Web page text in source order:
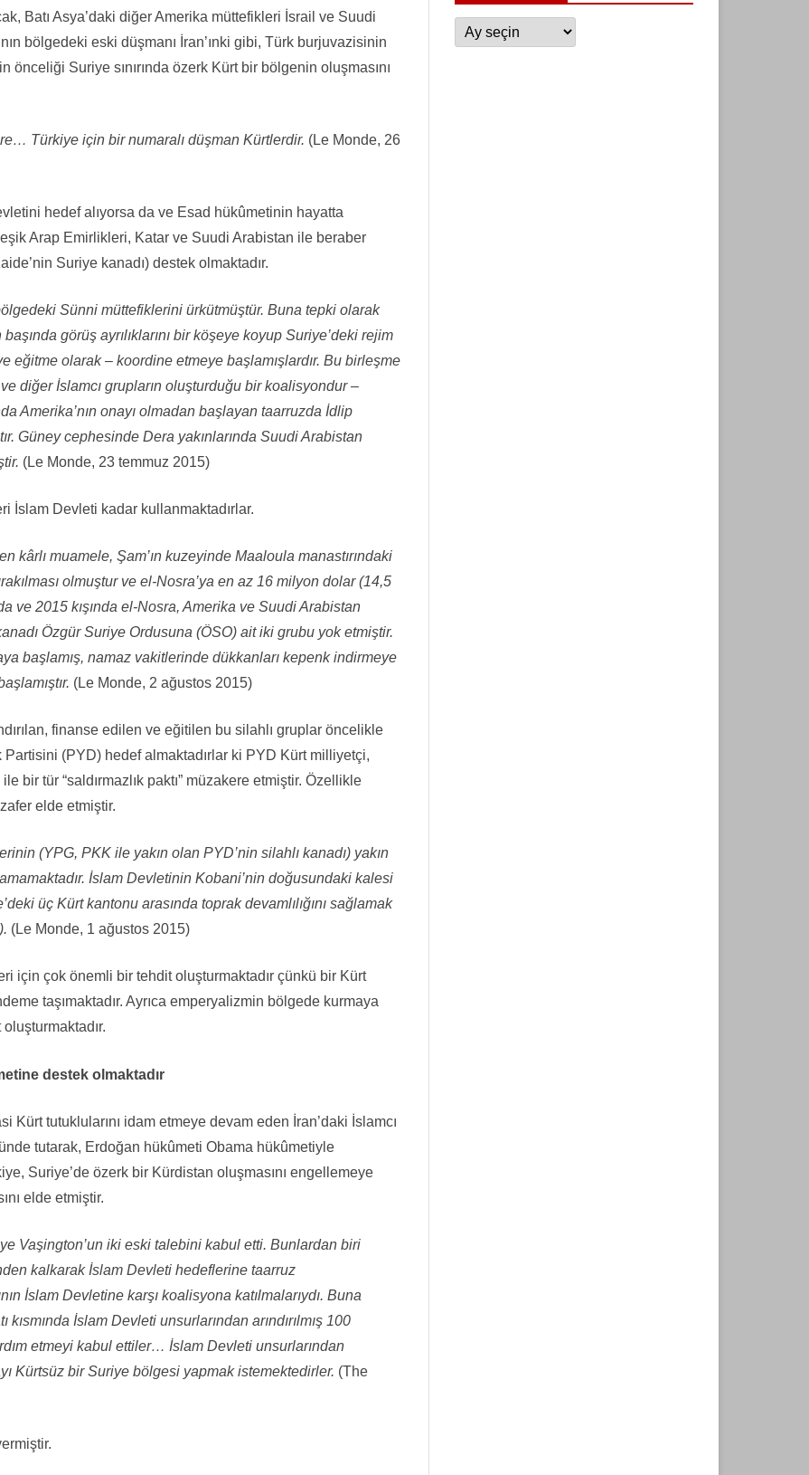
Batı Asya’daki diğer Amerika müttefikleri İsrail ve Suudi
bölgedeki eski düşmanı İran’ınki gibi, Türk burjuvazisinin
önceliği Suriye sınırında özerk Kürt bir bölgenin oluşmasını
Türkiye için bir numaralı düşman Kürtlerdir. (Le Monde, 26
hedef alıyorsa da ve Esad hükûmetinin hayatta
Arap Emirlikleri, Katar ve Suudi Arabistan ile beraber
Suriye kanadı) destek olmaktadır.
Sünni müttefiklerini ürkütmüştür. Buna tepki olarak
görüş ayrılıklarını bir köşeye koyup Suriye’deki rejim
eğitme olarak – koordine etmeye başlamışlardır. Bu birleşme
diğer İslamcı grupların oluşturduğu bir koalisyondur –
Amerika’nın onayı olmadan başlayan taarruzda İdlip
Güney cephesinde Dera yakınlarında Suudi Arabistan
(Le Monde, 23 temmuz 2015)
İslam Devleti kadar kullanmaktadırlar.
muamele, Şam’ın kuzeyinde Maaloula manastırındaki
olmuştur ve el-Nosra’ya en az 16 milyon dolar (14,5
ve 2015 kışında el-Nosra, Amerika ve Suudi Arabistan
Özgür Suriye Ordusuna (ÖSO) ait iki grubu yok etmiştir.
başlamış, namaz vakitlerinde dükkanları kepenk indirmeye
(Le Monde, 2 ağustos 2015)
finanse edilen ve eğitilen bu silahlı gruplar öncelikle
(PYD) hedef almaktadırlar ki PYD Kürt milliyetçi,
bir tür “saldırmazlık paktı” müzakere etmiştir. Özellikle
elde etmiştir.
(YPG, PKK ile yakın olan PYD’nin silahlı kanadı) yakın
İslam Devletinin Kobani’nin doğusundaki kalesi
üç Kürt kantonu arasında toprak devamlılığını sağlamak
(Le Monde, 1 ağustos 2015)
için çok önemli bir tehdit oluşturmaktadır çünkü bir Kürt
taşımaktadır. Ayrıca emperyalizmin bölgede kurmaya
destek olmaktadır
tutuklularını idam etmeye devam eden İran’daki İslamcı
tutarak, Erdoğan hükûmeti Obama hükûmetiyle
Suriye’de özerk bir Kürdistan oluşmasını engellemeye
elde etmiştir.
Vaşington’un iki eski talebini kabul etti. Bunlardan biri
kalkarak İslam Devleti hedeflerine taarruz
İslam Devletine karşı koalisyona katılmalarıydı. Buna
kısmında İslam Devleti unsurlarından arındırılmış 100
etmeyi kabul ettiler… İslam Devleti unsurlarından
Kürtsüz bir Suriye bölgesi yapmak istemektedirler. (The
Arşivler